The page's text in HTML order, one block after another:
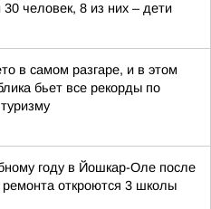
30 человек, 8 из них – дети
в самом разгаре, и в этом
бьет все рекорды по
году в Йошкар-Оле после
ремонта откроются 3 школы